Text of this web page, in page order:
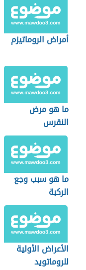
أمراض الروماتيزم
ما هو مرض
النقرس
ما هو سبب وجع
الركبة
الأعراض الأولية
للروماتويد